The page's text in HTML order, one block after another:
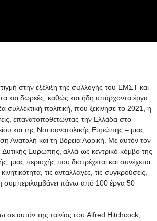
στην εξέλιξη της συλλογής του EMΣT και
και δωρεές, καθώς και ήδη υπάρχοντα έργα
συλλεκτική πολιτική, που ξεκίνησε το 2021, η
επανατοποθετώντας την Ελλάδα στο
και της Νοτιοανατολικής Ευρώπης – μιας
Ανατολή και τη Βόρεια Αφρική. Με αυτόν τον
Δυτικής Ευρώπης, αλλά ως κεντρικό κόμβο της
περιοχής που διατρέχεται και συνέχεται
τις ανταλλαγές, τις συγκρούσεις,
συμπεριλαμβάνει πάνω από 100 έργα 50
σε αυτόν της ταινίας του Alfred Hitchcock,